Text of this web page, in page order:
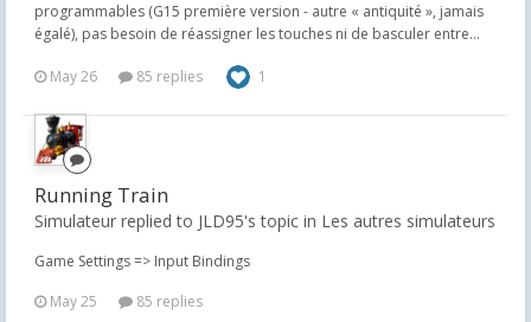
programmables (G15 première version - autre « antiquité », jamais
égalé), pas besoin de réassigner les touches ni de basculer entre...
May 26 85 replies 1
Running Train
Simulateur replied to JLD95's topic in Les autres simulateurs
Game Settings => Input Bindings
May 25
85 replies